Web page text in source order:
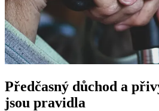
Předčasný důchod a
jsou pravidla